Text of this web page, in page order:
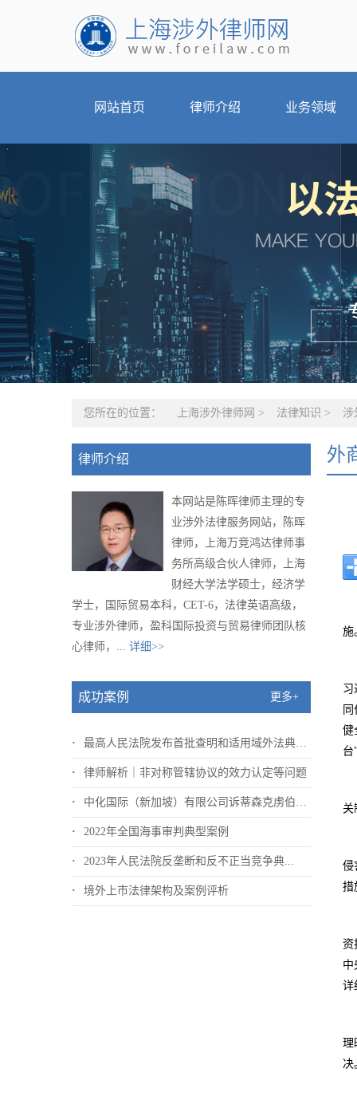
网站首页 律师介绍 业务领域
您所在的位置： 上海涉外律师网 > 法律知识 > 涉
律师介绍
本网站是陈晖律师主理的专
业涉外法律服务网站，陈晖
律师，上海万竞鸿达律师事
务所高级合伙人律师，上海
财经大学法学硕士，经济学
学士，国际贸易本科，CET-6，法律英语高级，
专业涉外律师，盈科国际投资与贸易律师团队核
心律师，... 详细>>
成功案例 更多+
最高人民法院发布首批查明和适用域外法典型...
律师解析｜非对称管辖协议的效力认定等问题
中化国际（新加坡）有限公司诉蒂森克虏伯冶...
2022年全国海事审判典型案例
2023年人民法院反垄断和反不正当竞争典...
境外上市法律架构及案例评析
外
施
习
健
台
关
侵
措
资
中
详
理
决